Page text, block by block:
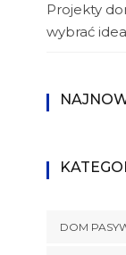
Projekty
wybrać
DOM